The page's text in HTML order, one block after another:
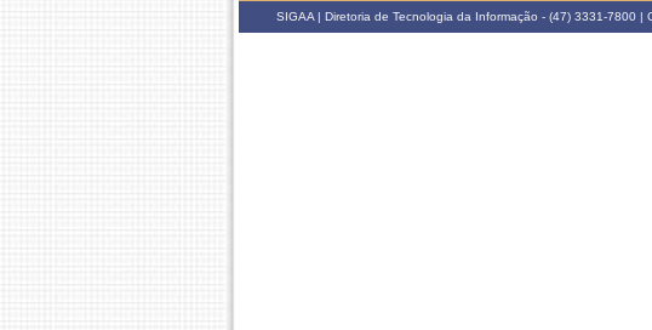
SIGAA | Diretoria de Tecnologia da Informação - (47) 3331-7800